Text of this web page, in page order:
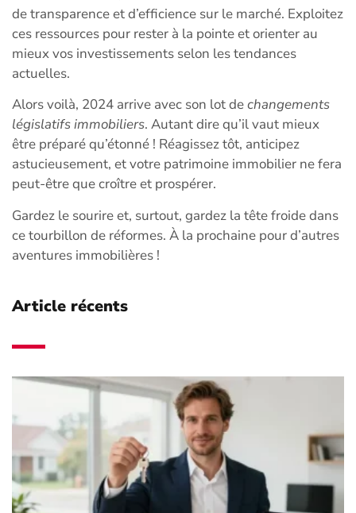
de transparence et d’efficience sur le marché. Exploitez
ces ressources pour rester à la pointe et orienter au
mieux vos investissements selon les tendances
actuelles.
Alors voilà, 2024 arrive avec son lot dechangements
législatifs immobiliers. Autant dire qu’il vaut mieux
être préparé qu’étonné ! Réagissez tôt, anticipez
astucieusement, et votre patrimoine immobilier ne fera
peut-être que croître et prospérer.
Gardez le sourire et, surtout, gardez la tête froide dans
ce tourbillon de réformes. À la prochaine pour d’autres
aventures immobilières !
Article récents